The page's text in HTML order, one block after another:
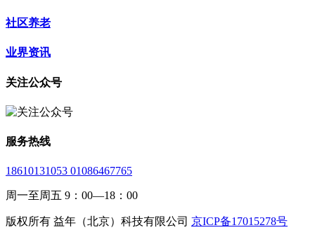
社区养老
业界资讯
关注公众号
服务热线
18610131053 01086467765
周一至周五 9：00—18：00
版权所有 益年（北京）科技有限公司 京ICP备17015278号